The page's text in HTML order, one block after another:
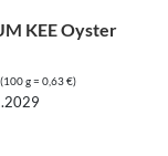
KEE Oyster
(100 g = 0,63 €)